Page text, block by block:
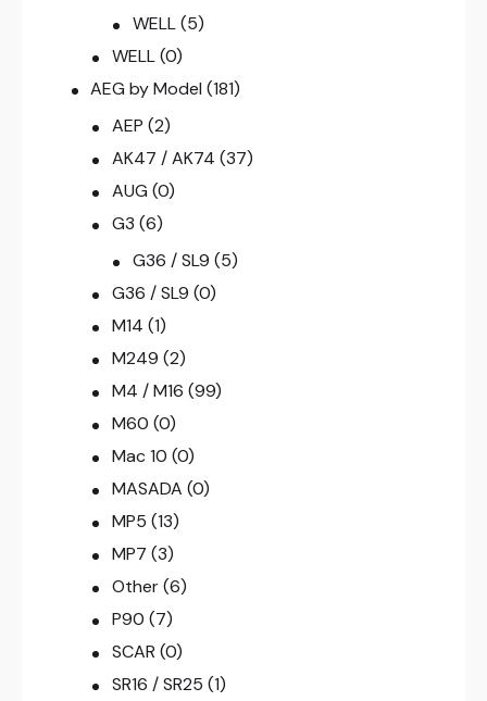
WELL (5)
WELL (0)
AEG by Model (181)
AEP (2)
AK47 / AK74 (37)
AUG (0)
G3 (6)
G36 / SL9 (5)
G36 / SL9 (0)
M14 (1)
M249 (2)
M4 / M16 (99)
M60 (0)
Mac 10 (0)
MASADA (0)
MP5 (13)
MP7 (3)
Other (6)
P90 (7)
SCAR (0)
SR16 / SR25 (1)